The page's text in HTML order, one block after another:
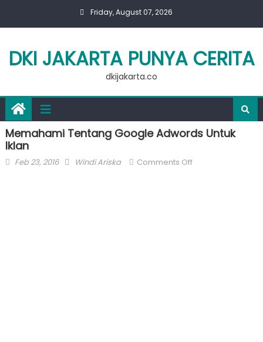
Friday, August 07, 2026
DKI JAKARTA PUNYA CERITA
dkijakarta.co
Memahami Tentang Google Adwords Untuk
Iklan
Posted
Feb 23, 2016 Author
Windi Ariska Comments Offon